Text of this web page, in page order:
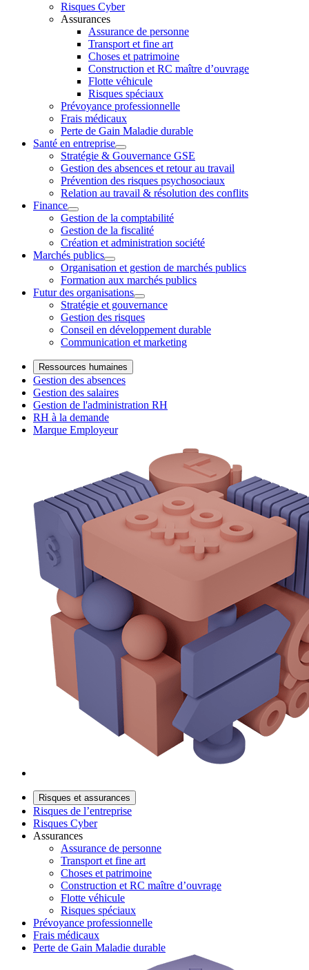
Risques Cyber
Assurances
Assurance de personne
Transport et fine art
Choses et patrimoine
Construction et RC maître d’ouvrage
Flotte véhicule
Risques spéciaux
Prévoyance professionnelle
Frais médicaux
Perte de Gain Maladie durable
Santé en entreprise
Stratégie & Gouvernance GSE
Gestion des absences et retour au travail
Prévention des risques psychosociaux
Relation au travail & résolution des conflits
Finance
Gestion de la comptabilité
Gestion de la fiscalité
Création et administration société
Marchés publics
Organisation et gestion de marchés publics
Formation aux marchés publics
Futur des organisations
Stratégie et gouvernance
Gestion des risques
Conseil en développement durable
Communication et marketing
Ressources humaines
Gestion des absences
Gestion des salaires
Gestion de l'administration RH
RH à la demande
Marque Employeur
Risques et assurances
Risques de l’entreprise
Risques Cyber
Assurances
Assurance de personne
Transport et fine art
Choses et patrimoine
Construction et RC maître d’ouvrage
Flotte véhicule
Risques spéciaux
Prévoyance professionnelle
Frais médicaux
Perte de Gain Maladie durable